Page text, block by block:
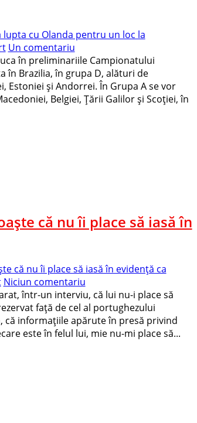
lupta cu Olanda pentru un loc la
Un comentariu
în preliminariile Campionatului
în Brazilia, în grupa D, alături de
Estoniei şi Andorrei. În Grupa A se vor
Belgiei, Ţării Galilor şi Scoţiei, în
că nu îi place să iasă în
că nu îi place să iasă în evidenţă ca
Niciun comentariu
într-un interviu, că lui nu-i place să
faţă de cel al portughezului
informaţiile apărute în presă privind
este în felul lui, mie nu-mi place să...